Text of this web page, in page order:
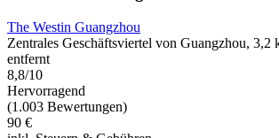
The Westin Guangzhou
Zentrales Geschäftsviertel von Guangzhou,
entfernt
8,8/10
Hervorragend
(1.003 Bewertungen)
90 €